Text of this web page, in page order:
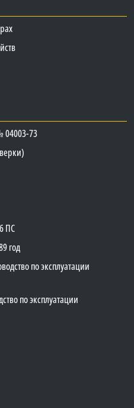
04003-73
ПС
год
по эксплуатации
по эксплуатации